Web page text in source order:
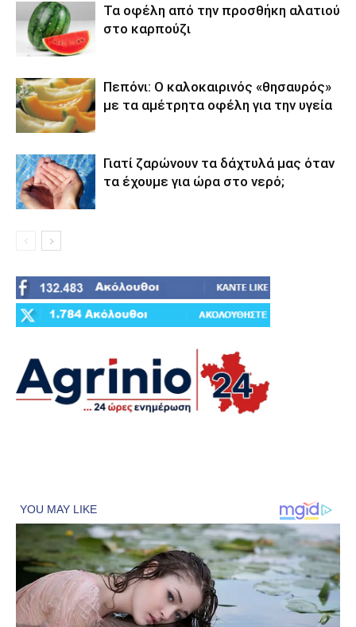
Τα οφέλη από την προσθήκη αλατιού
στο καρπούζι
Πεπόνι: Ο καλοκαιρινός «θησαυρός»
με τα αμέτρητα οφέλη για την υγεία
Γιατί ζαρώνουν τα δάχτυλά μας όταν
τα έχουμε για ώρα στο νερό;